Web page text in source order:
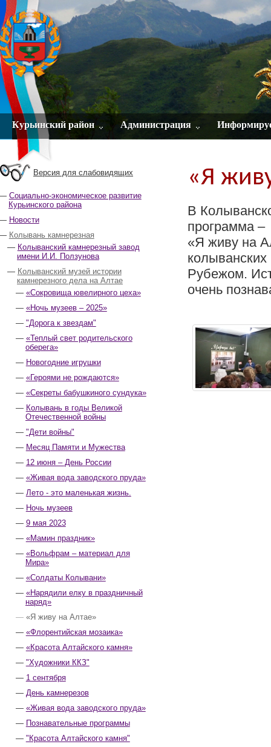
Курьинский район Администрация
Версия для слабовидящих
Социально-экономическое развитие
Курьинского района
Новости
Колывань камнерезная
Колыванский камнерезный завод
имени И.И. Ползунова
Колыванский музей истории
камнерезного дела на Алтае
«Сокровища ювелирного цеха»
«Ночь музеев – 2025»
"Дорога к звездам"
«Теплый свет родительского
оберега»
Новогодние игрушки
«Героями не рождаются»
«Секреты бабушкиного сундука»
Колывань в годы Великой
Отечественной войны
"Дети войны"
Месяц Памяти и Мужества
12 июня – День России
«Живая вода заводского пруда»
Лето - это маленькая жизнь.
Ночь музеев
9 мая 2023
«Мамин праздник»
«Вольфрам – материал для
Мира»
«Солдаты Колывани»
«Нарядили елку в праздничный
наряд»
«Я живу на Алтае»
«Флорентийская мозаика»
«Красота Алтайского камня»
"Художники ККЗ"
1 сентября
День камнерезов
«Живая вода заводского пруда»
Познавательные программы
"Красота Алтайского камня"
«Я
В
программа –
«Я живу на
Рубежом.
очень